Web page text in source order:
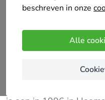
beschreven in onze
Alle
/5
(9